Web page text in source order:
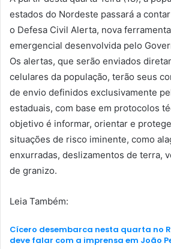
estados do Nordeste passará a
o Defesa Civil Alerta, nova
emergencial desenvolvida pelo
Os alertas, que serão enviados
celulares da população, terão seus
de envio definidos exclusivamente
estaduais, com base em protocolos
objetivo é informar, orientar e
situações de risco iminente, como
enxurradas, deslizamentos de terra,
de granizo.
Leia Também:
Cícero desembarca nesta quarta no
deve falar com a imprensa em João